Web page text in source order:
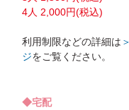
4人 2,000円(税込)
利用制限などの詳細は
ジをご覧ください。
◆宅配